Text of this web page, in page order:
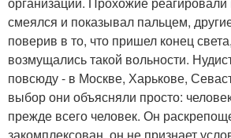
смеялся и показывал пальцем,
поверив в то, что пришел конец
возмущались такой вольности.
повсюду - в Москве, Харькове,
выбор они объясняли просто:
прежде всего человек. Он
закомплексован, он не признает